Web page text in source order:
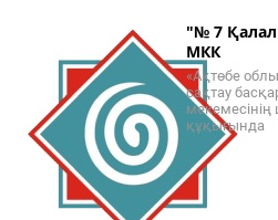
"№ 7
МКК
«Ақтөбе
сақтау
құқығында